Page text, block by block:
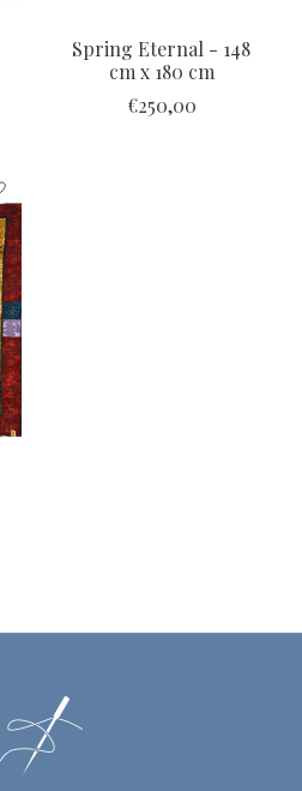
Spring Eternal - 148
cm x 180 cm
€250,00